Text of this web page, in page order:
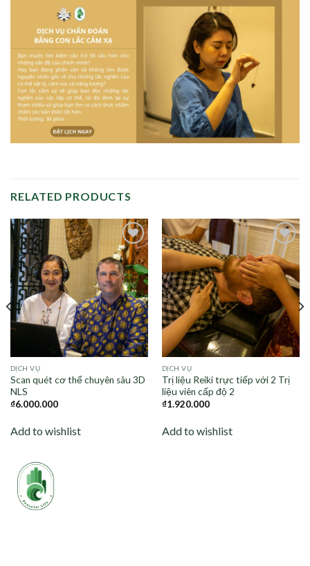
RELATED PRODUCTS
Add to
wishlist
DỊCH VỤ
Scan quét cơ thể chuyên sâu 3D
NLS
₫6.000.000
Add to wishlist
Add to
wishlist
DỊCH VỤ
Trị liệu Reiki trực tiếp với 2 Trị
liệu viên cấp độ 2
₫1.920.000
Add to wishlist